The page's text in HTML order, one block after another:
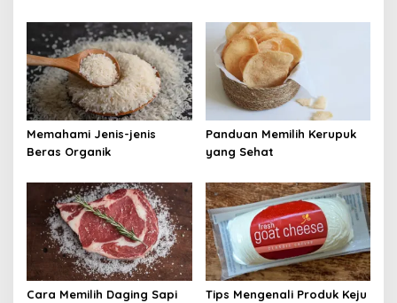
Memahami Jenis-jenis
Beras Organik
Panduan Memilih Kerupuk
yang Sehat
Cara Memilih Daging Sapi
Tips Mengenali Produk Keju